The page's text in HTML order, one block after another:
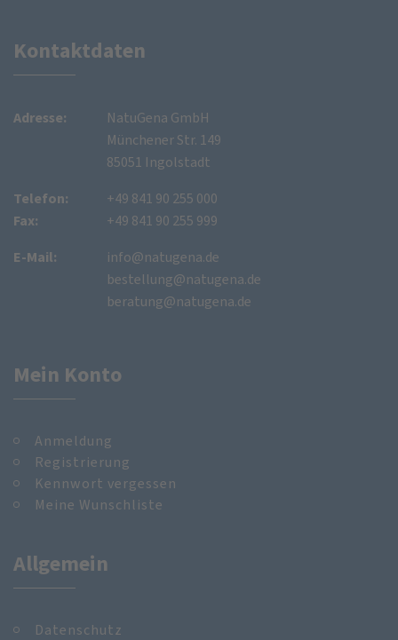
Kontaktdaten
Adresse:
NatuGena GmbH
Münchener Str. 149
85051 Ingolstadt
Telefon:
Fax:
+49 841 90 255 000
+49 841 90 255 999
E-Mail:
info@natugena.de
bestellung@natugena.de
beratung@natugena.de
Mein Konto
Anmeldung
Registrierung
Kennwort vergessen
Meine Wunschliste
Allgemein
Datenschutz